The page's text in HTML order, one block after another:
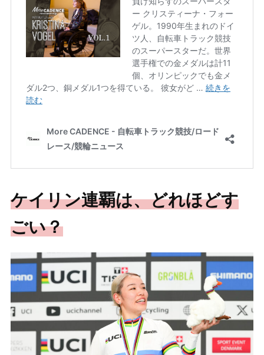
ケイリン連覇は、どれほどす
ごい？